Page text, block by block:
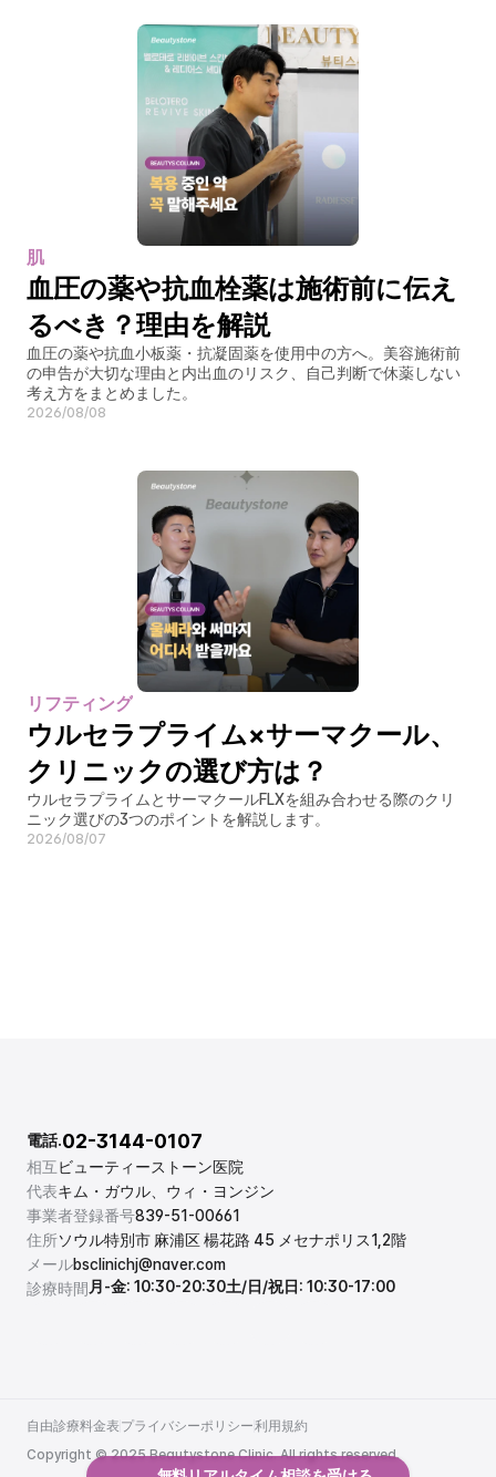
肌
血圧の薬や抗血栓薬は施術前に伝え
るべき？理由を解説
血圧の薬や抗血小板薬・抗凝固薬を使用中の方へ。美容施術前
の申告が大切な理由と内出血のリスク、自己判断で休薬しない
考え方をまとめました。
2026/08/08
リフティング
ウルセラプライム×サーマクール、
クリニックの選び方は？
ウルセラプライムとサーマクールFLXを組み合わせる際のクリ
ニック選びの3つのポイントを解説します。
2026/08/07
相互ビューティーストーン医院
代表キム・ガウル、ウィ・ヨンジン
事業者登録番号839-51-00661
住所ソウル特別市 麻浦区 楊花路 45 メセナポリス1,2階
メールbsclinichj@naver.com
診療時間 月-金: 10:30-20:30土/日/祝日: 10:30-17:00
電話.02-3144-0107
Copyright © 2025 Beautystone Clinic. All rights reserved.
自由診療料金表
自由診療料金表
プライバシーポリシー
プライバシーポリシー
利用規約
利用規約